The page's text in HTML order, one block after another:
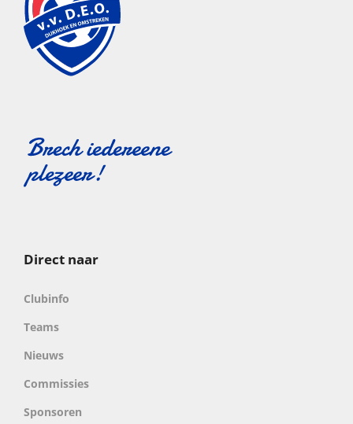
Direct naar
Clubinfo
Teams
Nieuws
Commissies
Sponsoren